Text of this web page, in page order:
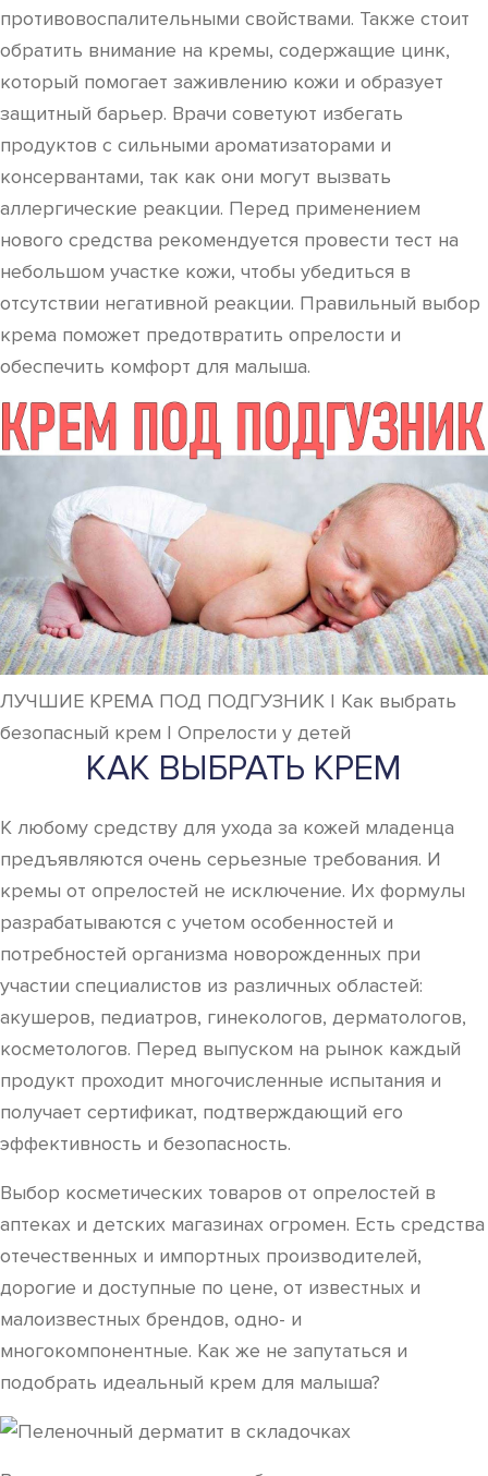
противовоспалительными свойствами. Также стоит
обратить внимание на кремы, содержащие цинк,
который помогает заживлению кожи и образует
защитный барьер. Врачи советуют избегать
продуктов с сильными ароматизаторами и
консервантами, так как они могут вызвать
аллергические реакции. Перед применением
нового средства рекомендуется провести тест на
небольшом участке кожи, чтобы убедиться в
отсутствии негативной реакции. Правильный выбор
крема поможет предотвратить опрелости и
обеспечить комфорт для малыша.
ЛУЧШИЕ КРЕМА ПОД ПОДГУЗНИК | Как выбрать
безопасный крем | Опрелости у детей
КАК ВЫБРАТЬ КРЕМ
К любому средству для ухода за кожей младенца
предъявляются очень серьезные требования. И
кремы от опрелостей не исключение. Их формулы
разрабатываются с учетом особенностей и
потребностей организма новорожденных при
участии специалистов из различных областей:
акушеров, педиатров, гинекологов, дерматологов,
косметологов. Перед выпуском на рынок каждый
продукт проходит многочисленные испытания и
получает сертификат, подтверждающий его
эффективность и безопасность.
Выбор косметических товаров от опрелостей в
аптеках и детских магазинах огромен. Есть средства
отечественных и импортных производителей,
дорогие и доступные по цене, от известных и
малоизвестных брендов, одно- и
многокомпонентные. Как же не запутаться и
подобрать идеальный крем для малыша?